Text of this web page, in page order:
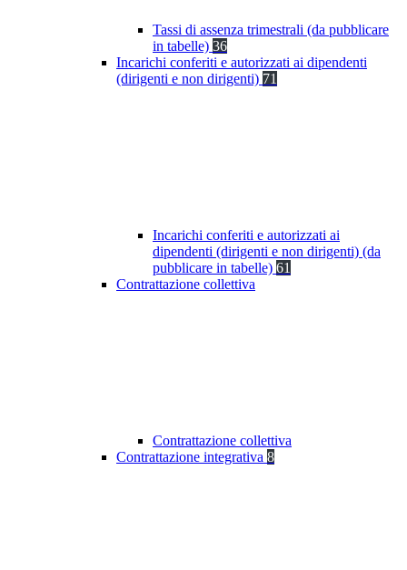
Tassi di assenza trimestrali (da pubblicare
in tabelle) 36
Incarichi conferiti e autorizzati ai dipendenti
(dirigenti e non dirigenti) 71
Incarichi conferiti e autorizzati ai
dipendenti (dirigenti e non dirigenti) (da
pubblicare in tabelle) 61
Contrattazione collettiva
Contrattazione collettiva
Contrattazione integrativa 8